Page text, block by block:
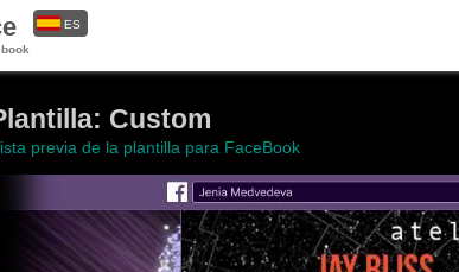
ES
Custom
previa de la plantilla para FaceBook